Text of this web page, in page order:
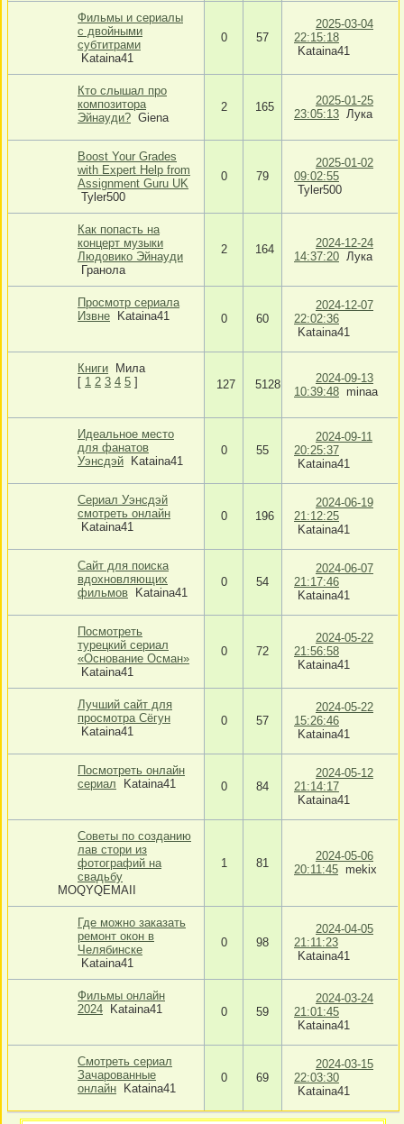
Фильмы и сериалы
с двойными
субтитрами
Kataina41
0 57
2025-03-04
22:15:18
Kataina41
Кто слышал про
композитора
Эйнауди? Giena
2 165
2025-01-25
23:05:13 Лука
Boost Your Grades
with Expert Help from
Assignment Guru UK
Tyler500
0 79
2025-01-02
09:02:55
Tyler500
Как попасть на
концерт музыки
Людовико Эйнауди
Гранола
2 164
2024-12-24
14:37:20 Лука
Просмотр сериала
Извне
Kataina41 0 60
2024-12-07
22:02:36
Kataina41
Книги
Мила
[ 1 2 3 4 5 ] 127 5128
2024-09-13
10:39:48 minaa
Идеальное место
для фанатов
Уэнсдэй
Kataina41
0 55
2024-09-11
20:25:37
Kataina41
Сериал Уэнсдэй
смотреть онлайн
Kataina41
0 196
2024-06-19
21:12:25
Kataina41
Сайт для поиска
вдохновляющих
фильмов
Kataina41
0 54
2024-06-07
21:17:46
Kataina41
Посмотреть
турецкий сериал
«Основание Осман»
Kataina41
0 72
2024-05-22
21:56:58
Kataina41
Лучший сайт для
просмотра Сёгун
Kataina41
0 57
2024-05-22
15:26:46
Kataina41
Посмотреть онлайн
сериал
Kataina41 0 84
2024-05-12
21:14:17
Kataina41
Советы по созданию
лав стори из
фотографий на
свадьбу
MOQYQEMAII
1 81
2024-05-06
20:11:45 mekix
Где можно заказать
ремонт окон в
Челябинске
Kataina41
0 98
2024-04-05
21:11:23
Kataina41
Фильмы онлайн
2024
Kataina41 0 59
2024-03-24
21:01:45
Kataina41
Смотреть сериал
Зачарованные
онлайн
Kataina41
0 69
2024-03-15
22:03:30
Kataina41